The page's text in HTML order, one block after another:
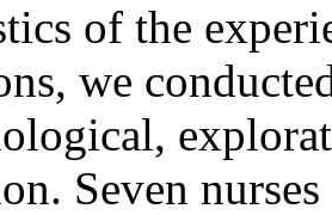
of the
we
Seven